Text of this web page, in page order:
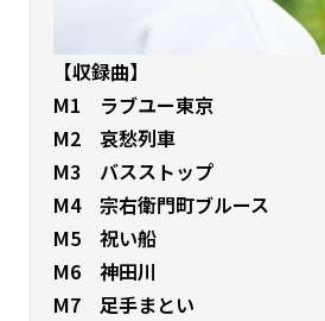
【収録曲】
M1 ラブユー東京
M2 哀愁列車
M3 バスストップ
M4 宗右衛門町ブルース
M5 祝い船
M6 神田川
M7 足手まとい